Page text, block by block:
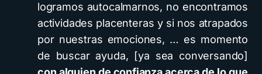
logramos autocalmarnos, no encontramos
actividades placenteras y si nos atrapados
por nuestras emociones, … es momento
de buscar ayuda, [ya sea conversando]